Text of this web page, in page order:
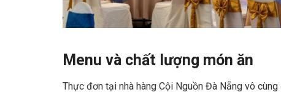
Menu và chất lượng món ăn
Thực đơn tại nhà hàng Cội Nguồn Đà Nẵng vô